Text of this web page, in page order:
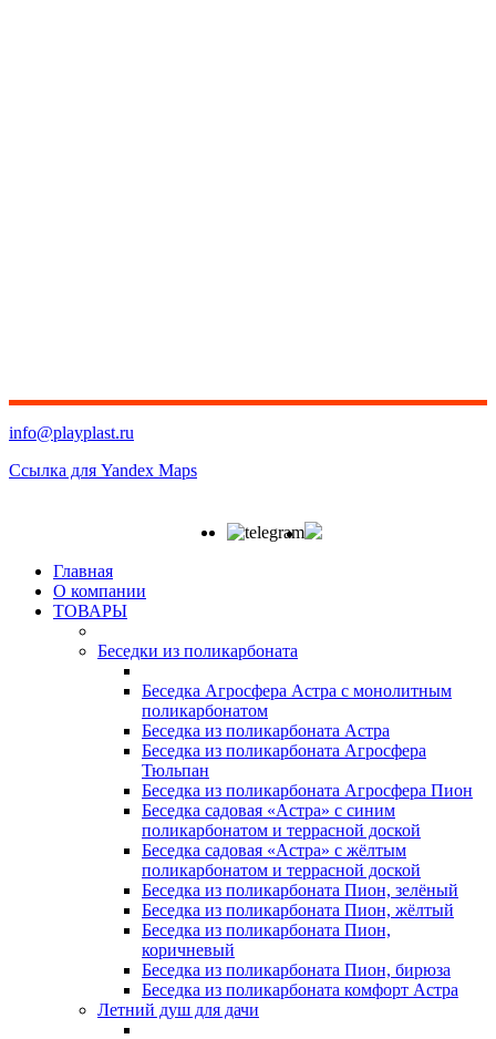
info@playplast.ru
Ссылка для Yandex Maps
Главная
О компании
ТОВАРЫ
Беседки из поликарбоната
Беседка Агросфера Астра с монолитным
поликарбонатом
Беседка из поликарбоната Астра
Беседка из поликарбоната Агросфера
Тюльпан
Беседка из поликарбоната Агросфера Пион
Беседка садовая «Астра» с синим
поликарбонатом и террасной доской
Беседка садовая «Астра» с жёлтым
поликарбонатом и террасной доской
Беседка из поликарбоната Пион, зелёный
Беседка из поликарбоната Пион, жёлтый
Беседка из поликарбоната Пион,
коричневый
Беседка из поликарбоната Пион, бирюза
Беседка из поликарбоната комфорт Астра
Летний душ для дачи